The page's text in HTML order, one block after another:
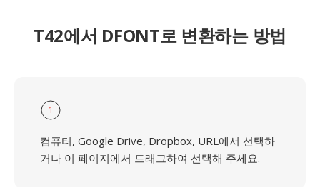
T42에서 DFONT로 변환하는 방법
1
컴퓨터, Google Drive, Dropbox, URL에서 선택하
거나 이 페이지에서 드래그하여 선택해 주세요.